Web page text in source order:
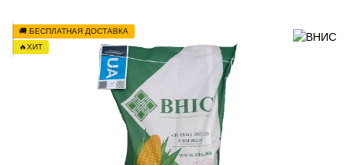
🚚 БЕСПЛАТНАЯ ДОСТАВКА
🔥ХИТ